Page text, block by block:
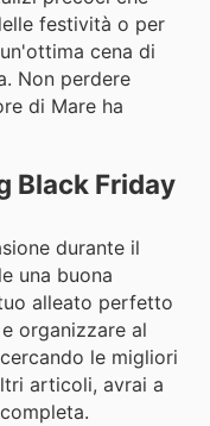
festività o per
cena di
Non perdere
di Mare ha
Black Friday
durante il
una buona
alleato perfetto
organizzare al
le migliori
articoli, avrai a